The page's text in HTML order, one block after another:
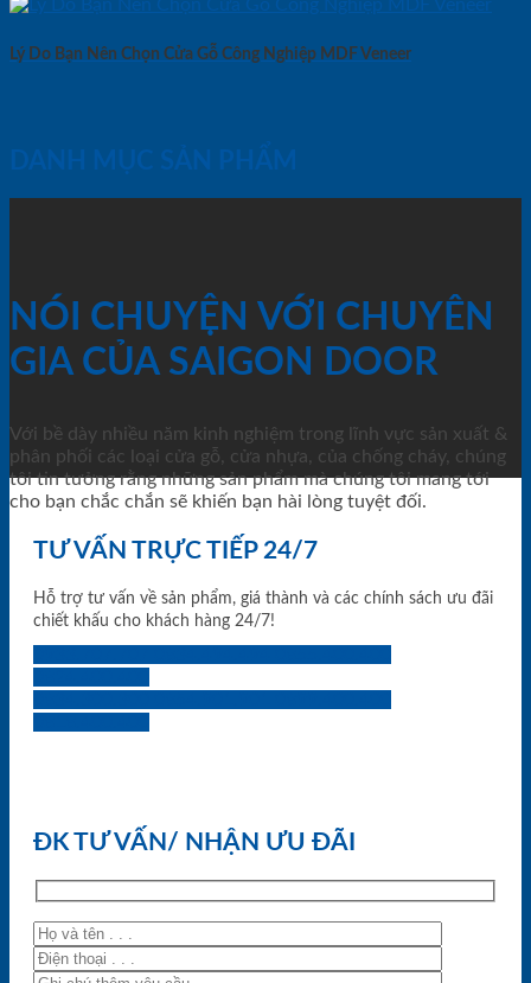
Lý Do Bạn Nên Chọn Cửa Gỗ Công Nghiệp MDF Veneer
DANH MỤC SẢN PHẨM
NÓI CHUYỆN VỚI CHUYÊN
GIA CỦA SAIGON DOOR
Với bề dày nhiều năm kinh nghiệm trong lĩnh vực sản xuất &
phân phối các loại cửa gỗ, cửa nhựa, của chống cháy, chúng
tôi tin tưởng rằng những sản phẩm mà chúng tôi mang tới
cho bạn chắc chắn sẽ khiến bạn hài lòng tuyệt đối.
TƯ VẤN TRỰC TIẾP 24/7
Hỗ trợ tư vấn về sản phẩm, giá thành và các chính sách ưu đãi
chiết khấu cho khách hàng 24/7!
ĐK TƯ VẤN/ NHẬN ƯU ĐÃI